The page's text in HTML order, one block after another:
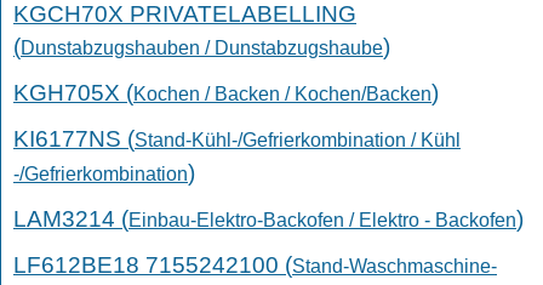
KGCH70X PRIVATELABELLING
(Dunstabzugshauben / Dunstabzugshaube)
KGH705X (Kochen / Backen / Kochen/Backen)
KI6177NS (Stand-Kühl-/Gefrierkombination / Kühl
-/Gefrierkombination)
LAM3214 (Einbau-Elektro-Backofen / Elektro - Backofen)
LF612BE18 7155242100 (Stand-Waschmaschine-